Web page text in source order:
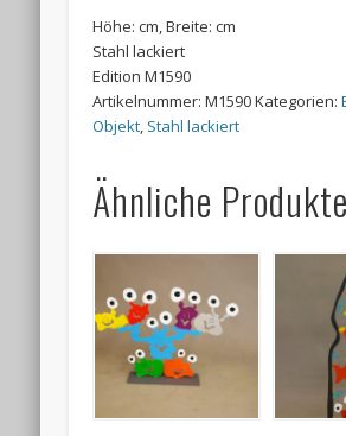
Höhe: cm, Breite: cm
Stahl lackiert
Edition M1590
Artikelnummer:M1590Kategorien:
Objekt, Stahl lackiert
Ähnliche Produkte